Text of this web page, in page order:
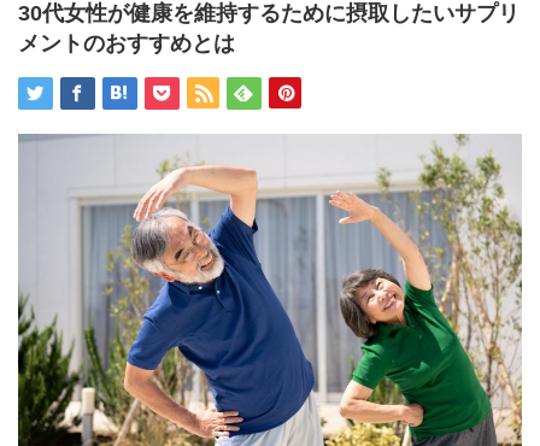
a
30代女性が健康を維持するために摂取したいサプリ
メントのおすすめとは